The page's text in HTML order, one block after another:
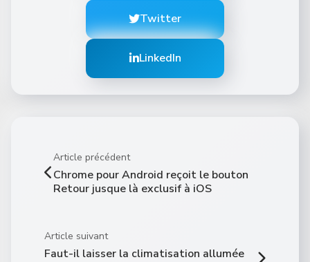
Twitter
LinkedIn
Article précédent
Chrome pour Android reçoit le bouton
Retour jusque là exclusif à iOS
Article suivant
Faut-il laisser la climatisation allumée